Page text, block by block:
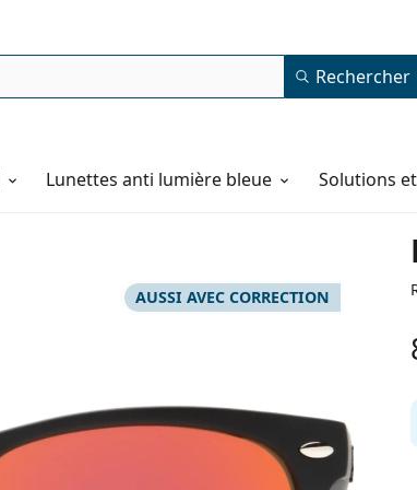
Rechercher
Lunettes anti lumière bleue Solutions
AUSSI AVEC CORRECTION